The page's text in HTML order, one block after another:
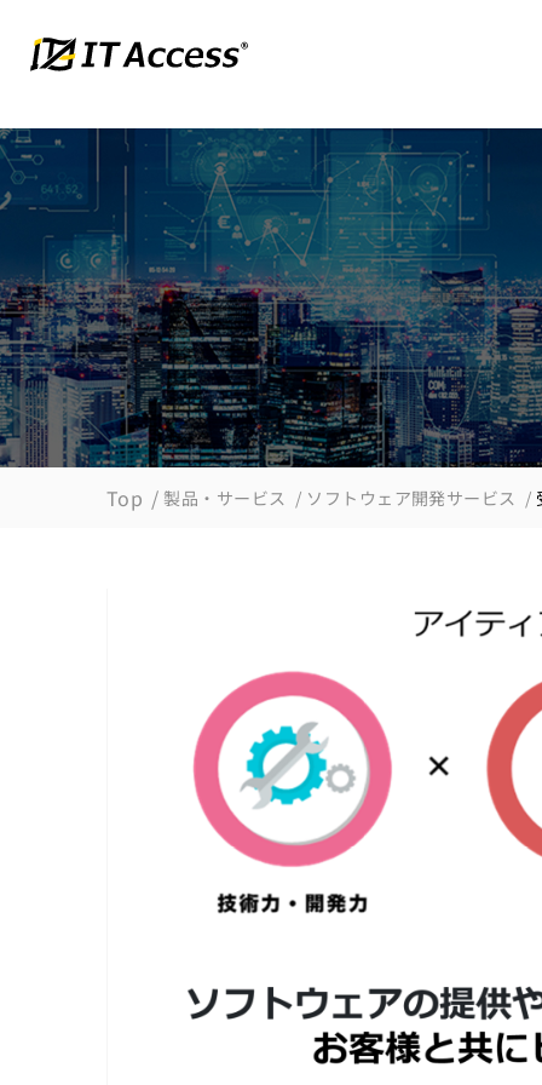
Top 製品・サービス ソフトウェア開発サービス